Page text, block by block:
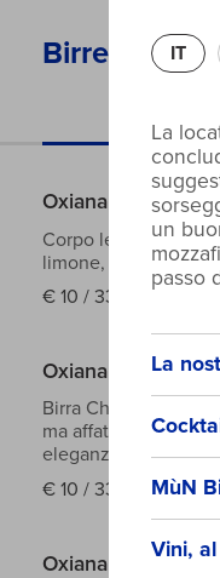
IT
La
un
passo
La
MùN
Vini,
Birre
Oxiana Bernie -
Corpo leggero,
limone, camomilla e
€ 10 / 33cl
Oxiana Keller -
Birra Chiara a Bassa
ma affatto banale,
eleganza.
4.8°
€ 10 / 33cl €20 /
Oxiana Epic -